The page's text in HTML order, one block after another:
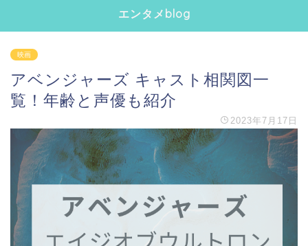
エンタメblog
映画
アベンジャーズ キャスト相関図一
覧！年齢と声優も紹介
2023年7月17日